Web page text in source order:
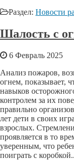
Раздел: Новости
Шалость с
6 Февраль 2025
Анализ пожаров,
огнем, показывает,
навыков
контролем за их
правильно
лет дети в своих
взрослых.
проявляется в то
уверенным, что
поиграть с